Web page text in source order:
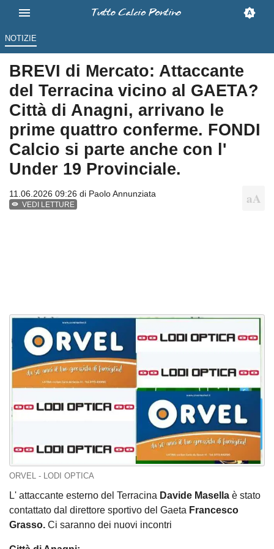
NOTIZIE
BREVI di Mercato: Attaccante
del Terracina vicino al GAETA?
Città di Anagni, arrivano le
prime quattro conferme. FONDI
Calcio si parte anche con l'
Under 19 Provinciale.
11.06.2026 09:26 di Paolo Annunziata
VEDI LETTURE
ORVEL - LODI OPTICA
L' attaccante esterno del Terracina Davide Masella è stato
contattato dal direttore sportivo del Gaeta Francesco
Grasso. Ci saranno dei nuovi incontri